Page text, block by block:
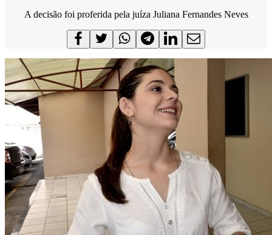
A decisão foi proferida pela juíza Juliana Fernandes Neves